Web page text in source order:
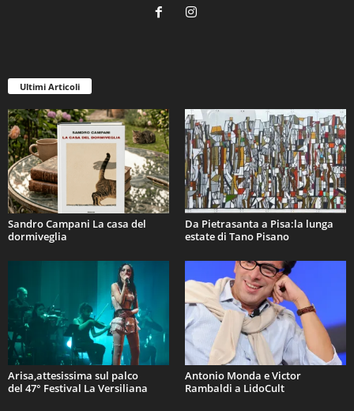
Ultimi Articoli
Sandro Campani La casa del
dormiveglia
Da Pietrasanta a Pisa:la lunga
estate di Tano Pisano
Arisa,attesissima sul palco
del 47° Festival La Versiliana
Antonio Monda e Victor
Rambaldi a LidoCult